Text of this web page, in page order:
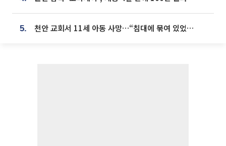
5. 천안 교회서 11세 아동 사망…“침대에 묶여 있었다” 진술 확보